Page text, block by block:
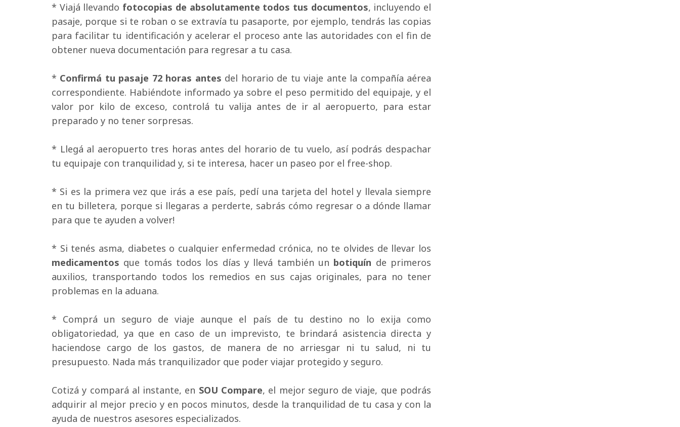
* Viajá llevando fotocopias de absolutamente todos tus documentos, incluyendo el
pasaje, porque si te roban o se extravía tu pasaporte, por ejemplo, tendrás las copias
para facilitar tu identificación y acelerar el proceso ante las autoridades con el fin de
obtener nueva documentación para regresar a tu casa.
* Confirmá tu pasaje 72 horas antes del horario de tu viaje ante la compañía aérea
correspondiente. Habiéndote informado ya sobre el peso permitido del equipaje, y el
valor por kilo de exceso, controlá tu valija antes de ir al aeropuerto, para estar
preparado y no tener sorpresas.
* Llegá al aeropuerto tres horas antes del horario de tu vuelo, así podrás despachar
tu equipaje con tranquilidad y, si te interesa, hacer un paseo por el free-shop.
* Si es la primera vez que irás a ese país, pedí una tarjeta del hotel y llevala siempre
en tu billetera, porque si llegaras a perderte, sabrás cómo regresar o a dónde llamar
para que te ayuden a volver!
* Si tenés asma, diabetes o cualquier enfermedad crónica, no te olvides de llevar los
medicamentos que tomás todos los días y llevá también un botiquín de primeros
auxilios, transportando todos los remedios en sus cajas originales, para no tener
problemas en la aduana.
* Comprá un seguro de viaje aunque el país de tu destino no lo exija como
obligatoriedad, ya que en caso de un imprevisto, te brindará asistencia directa y
haciendose cargo de los gastos, de manera de no arriesgar ni tu salud, ni tu
presupuesto. Nada más tranquilizador que poder viajar protegido y seguro.
Cotizá y compará al instante, en SOU Compare, el mejor seguro de viaje, que podrás
adquirir al mejor precio y en pocos minutos, desde la tranquilidad de tu casa y con la
ayuda de nuestros asesores especializados.